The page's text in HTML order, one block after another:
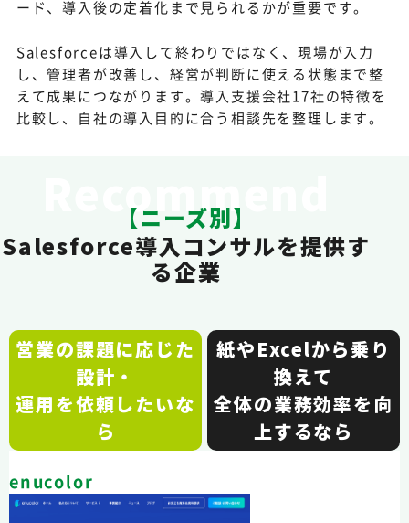
ード、導入後の定着化まで見られるかが重要です。
Salesforceは導入して終わりではなく、現場が入力
し、管理者が改善し、経営が判断に使える状態まで整
えて成果につながります。導入支援会社17社の特徴を
比較し、自社の導入目的に合う相談先を整理します。
【ニーズ別】
Salesforce導入コンサルを提供す
る企業
Recommend
営業の課題に応じた
設計・
運用を依頼したいな
ら
紙やExcelから乗り
換えて
全体の業務効率を向
上するなら
enucolor